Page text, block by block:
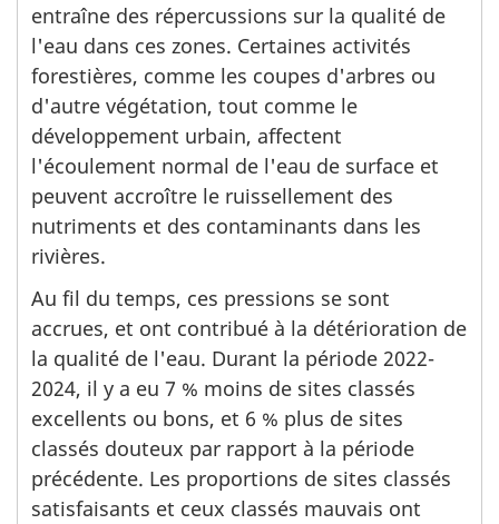
entraîne des répercussions sur la qualité de
l'eau dans ces zones. Certaines activités
forestières, comme les coupes d'arbres ou
d'autre végétation, tout comme le
développement urbain, affectent
l'écoulement normal de l'eau de surface et
peuvent accroître le ruissellement des
nutriments et des contaminants dans les
rivières.
Au fil du temps, ces pressions se sont
accrues, et ont contribué à la détérioration de
la qualité de l'eau. Durant la période 2022-
2024, il y a eu 7 % moins de sites classés
excellents ou bons, et 6 % plus de sites
classés douteux par rapport à la période
précédente. Les proportions de sites classés
satisfaisants et ceux classés mauvais ont